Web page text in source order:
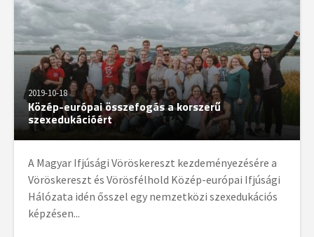
2019-10-18
Közép-európai összefogás a korszerű
szexedukációért
A Magyar Ifjúsági Vöröskereszt kezdeményezésére a
Vöröskereszt és Vörösfélhold Közép-európai Ifjúsági
Hálózata idén ősszel egy nemzetközi szexedukációs
képzésen...